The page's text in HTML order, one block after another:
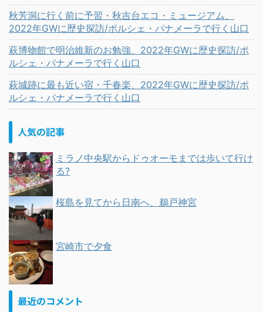
秋芳洞に行く前に予習・秋吉台エコ・ミュージアム、
2022年GWに歴史探訪/ポルシェ・パナメーラで行く山口
萩博物館で明治維新のお勉強、2022年GWに歴史探訪/ポ
ルシェ・パナメーラで行く山口
萩城跡に最も近い宿・千春楽、2022年GWに歴史探訪/ポ
ルシェ・パナメーラで行く山口
人気の記事
ミラノ中央駅からドゥオーモまでは歩いて行け
る?
桜島を見てから日南へ、鵜戸神宮
宮崎市で夕食
最近のコメント